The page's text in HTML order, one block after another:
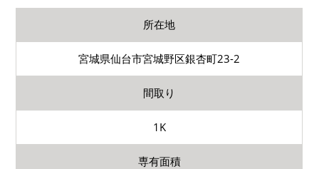
所在地
宮城県仙台市宮城野区銀杏町23-2
間取り
1K
専有面積